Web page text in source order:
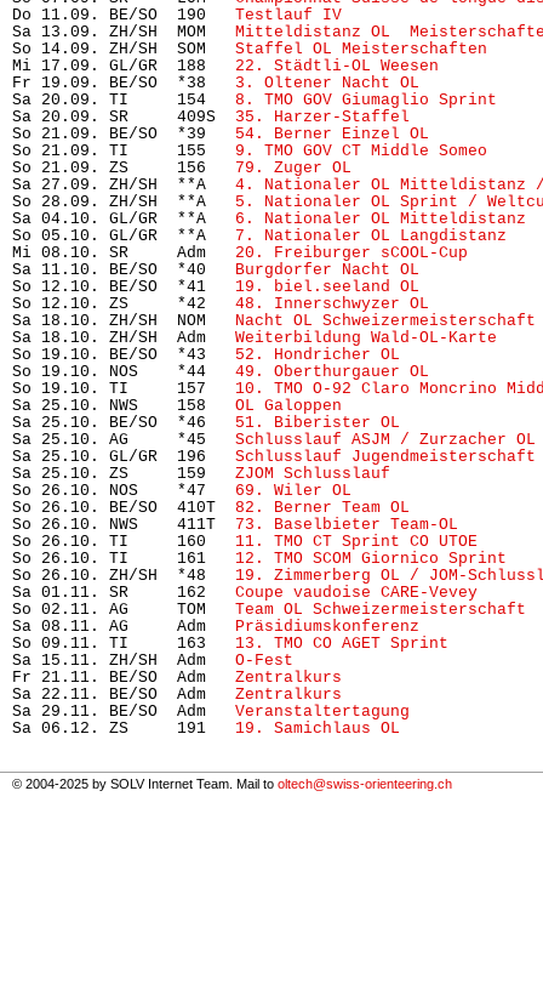
Do 11.09. BE/SO  190 Testlauf IV
Sa 13.09. ZH/SH  MOM Mitteldistanz OL
So 14.09. ZH/SH  SOM Staffel OL Meisterschaften
Mi 17.09. GL/GR  188 22. Städtli-OL Weesen
Fr 19.09. BE/SO  *38 3. Oltener Nacht OL
Sa 20.09. TI     154 8. TMO GOV Giumaglio Sprint
Sa 20.09. SR     409S 35. Harzer-Staffel
So 21.09. BE/SO  *39 54. Berner Einzel OL
So 21.09. TI     155 9. TMO GOV CT Middle Someo
So 21.09. ZS     156 79. Zuger OL
Sa 27.09. ZH/SH  **A 4. Nationaler OL Mitteldistanz /
So 28.09. ZH/SH  **A 5. Nationaler OL Sprint /
Sa 04.10. GL/GR  **A 6. Nationaler OL Mitteldistanz
So 05.10. GL/GR  **A 7. Nationaler OL Langdistanz
Mi 08.10. SR     Adm 20. Freiburger sCOOL-Cup
Sa 11.10. BE/SO  *40
Burgdorfer Nacht OL
So 12.10. BE/SO  *41 19. biel.seeland OL
So 12.10. ZS     *42 48. Innerschwyzer OL
Sa 18.10. ZH/SH  NOM
Nacht OL Schweizermeisterschaft
Sa 18.10. ZH/SH  Adm Weiterbildung Wald-OL-Karte
So 19.10. BE/SO  *43 52. Hondricher OL
So 19.10. NOS    *44 49. Oberthurgauer OL
So 19.10. TI     157 10. TMO O-92 Claro Moncrino
Sa 25.10. NWS    158 OL Galoppen
Sa 25.10. BE/SO  *46 51. Biberister OL
Sa 25.10. AG     *45 Schlusslauf ASJM / Zurzacher OL
Sa 25.10. GL/GR  196 Schlusslauf Jugendmeisterschaft
Sa 25.10. ZS     159 ZJOM Schlusslauf
So 26.10. NOS    *47 69. Wiler OL
So 26.10. BE/SO  410T 82. Berner Team OL
So 26.10. NWS    411T 73. Baselbieter Team-OL
So 26.10. TI     160 11. TMO CT Sprint CO UTOE
So 26.10. TI     161 12. TMO SCOM Giornico Sprint
So 26.10. ZH/SH  *48 19. Zimmerberg OL / JOM-
Sa 01.11. SR     162 Coupe vaudoise CARE-Vevey
So 02.11. AG     TOM Team OL Schweizermeisterschaft
Sa 08.11. AG     Adm
Präsidiumskonferenz
So 09.11. TI     163 13. TMO CO AGET Sprint
Sa 15.11. ZH/SH  Adm O-Fest
Fr 21.11. BE/SO  Adm Zentralkurs
Sa 22.11. BE/SO  Adm Zentralkurs
Sa 29.11. BE/SO  Adm Veranstaltertagung
Sa 06.12. ZS     191 19. Samichlaus OL
© 2004-2025 by SOLV Internet Team. Mail to oltech@swiss-orienteering.ch